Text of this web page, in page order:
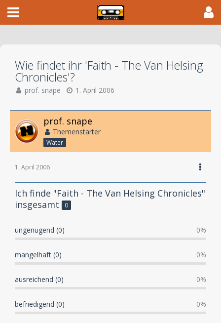
Wie findet ihr 'Faith - The Van Helsing
Chronicles'?
prof. snape 1. April 2006
prof. snape
Themenstarter
Water
1. April 2006
Ich finde "Faith - The Van Helsing Chronicles"
insgesamt
0
ungenügend (0) 0%
mangelhaft (0) 0%
ausreichend (0) 0%
befriedigend (0) 0%